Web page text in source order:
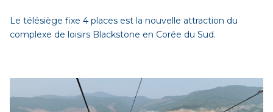
Le télésiège fixe 4 places est la nouvelle attraction du
complexe de loisirs Blackstone en Corée du Sud.